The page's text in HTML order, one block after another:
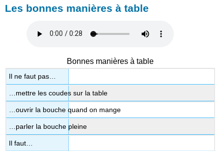
Les bonnes manières à table
Bonnes manières à table
Il ne faut pas…
…mettre les coudes sur la table
…ouvrir la bouche quand on mange
…parler la bouche pleine
Il faut…